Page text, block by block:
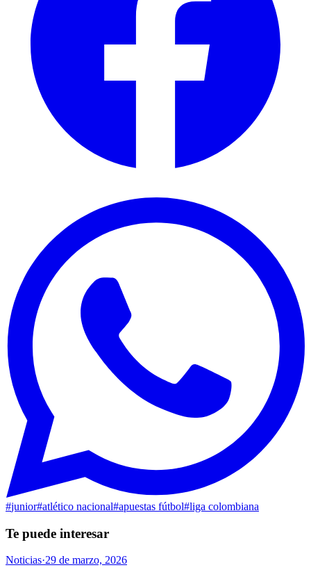
#junior#atlético nacional#apuestas fútbol#liga colombiana
Te puede interesar
Noticias·29 de marzo, 2026